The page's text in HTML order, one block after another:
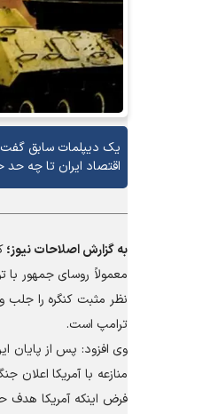
یک دیپلمات سابق گفت:
اقتصاد ایران تا چه حد
به گزارشاصلاحات نیوز؛
معمولاً روسای جمهور با
نظر مثبت کنگره را جلب
ترامپ است.
منازعه با آمریکا اعلان
فرض اینکه آمریکا هدف